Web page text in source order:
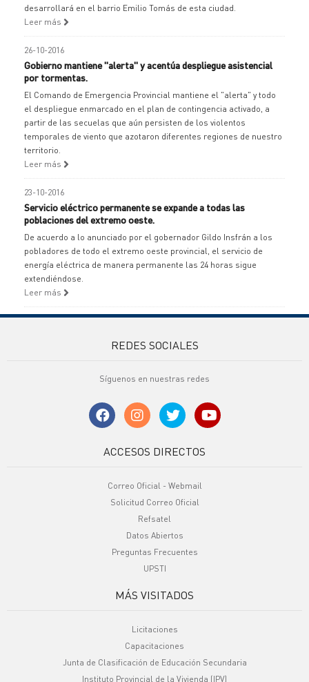
desarrollará en el barrio Emilio Tomás de esta ciudad.
Leer más
26-10-2016
Gobierno mantiene "alerta" y acentúa despliegue asistencial
por tormentas.
El Comando de Emergencia Provincial mantiene el "alerta" y todo
el despliegue enmarcado en el plan de contingencia activado, a
partir de las secuelas que aún persisten de los violentos
temporales de viento que azotaron diferentes regiones de nuestro
territorio.
Leer más
23-10-2016
Servicio eléctrico permanente se expande a todas las
poblaciones del extremo oeste.
De acuerdo a lo anunciado por el gobernador Gildo Insfrán a los
pobladores de todo el extremo oeste provincial, el servicio de
energía eléctrica de manera permanente las 24 horas sigue
extendiéndose.
Leer más
REDES SOCIALES
Síguenos en nuestras redes
ACCESOS DIRECTOS
Correo Oficial - Webmail
Solicitud Correo Oficial
Refsatel
Datos Abiertos
Preguntas Frecuentes
UPSTI
MÁS VISITADOS
Licitaciones
Capacitaciones
Junta de Clasificación de Educación Secundaria
Instituto Provincial de la Vivienda (IPV)